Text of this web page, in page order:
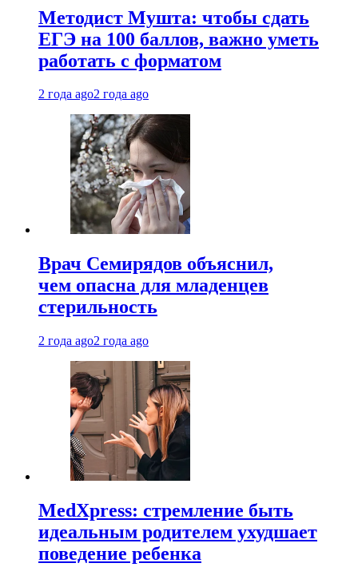
Методист Мушта: чтобы сдать
ЕГЭ на 100 баллов, важно уметь
работать с форматом
2 года ago2 года ago
Врач Семирядов объяснил,
чем опасна для младенцев
стерильность
2 года ago2 года ago
MedXpress: стремление быть
идеальным родителем ухудшает
поведение ребенка